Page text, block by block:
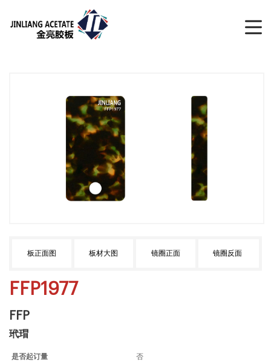
板正面图 板材大图 镜圈正面 镜圈反面
FFP1977
FFP
玳瑁
是否起订量 否